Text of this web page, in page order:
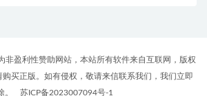
非盈利性赞助网站，本站所有软件来自互联网，版权
购买正版。如有侵权，敬请来信联系我们，我们立即
。
苏ICP备2023007094号-1